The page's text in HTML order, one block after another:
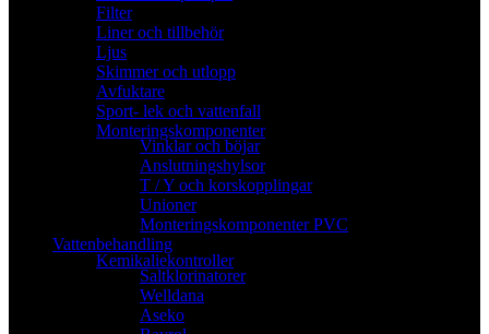
Filter
Liner och tillbehör
Ljus
Skimmer och utlopp
Avfuktare
Sport- lek och vattenfall
Monteringskomponenter
Vinklar och böjar
Anslutningshylsor
T / Y och korskopplingar
Unioner
Monteringskomponenter PVC
Vattenbehandling
Kemikaliekontroller
Saltklorinatorer
Welldana
Aseko